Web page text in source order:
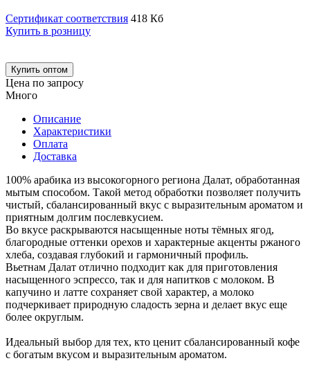
Сертификат соответствия 418 Кб
Купить в розницу
Купить оптом
Цена по запросу
Много
Описание
Характеристики
Оплата
Доставка
100% арабика из высокогорного региона Далат, обработанная
мытым способом. Такой метод обработки позволяет получить
чистый, сбалансированный вкус с выразительным ароматом и
приятным долгим послевкусием.
Во вкусе раскрываются насыщенные ноты тёмных ягод,
благородные оттенки орехов и характерные акценты ржаного
хлеба, создавая глубокий и гармоничный профиль.
Вьетнам Далат отлично подходит как для приготовления
насыщенного эспрессо, так и для напитков с молоком. В
капучино и латте сохраняет свой характер, а молоко
подчеркивает природную сладость зерна и делает вкус еще
более округлым.
Идеальный выбор для тех, кто ценит сбалансированный кофе
с богатым вкусом и выразительным ароматом.